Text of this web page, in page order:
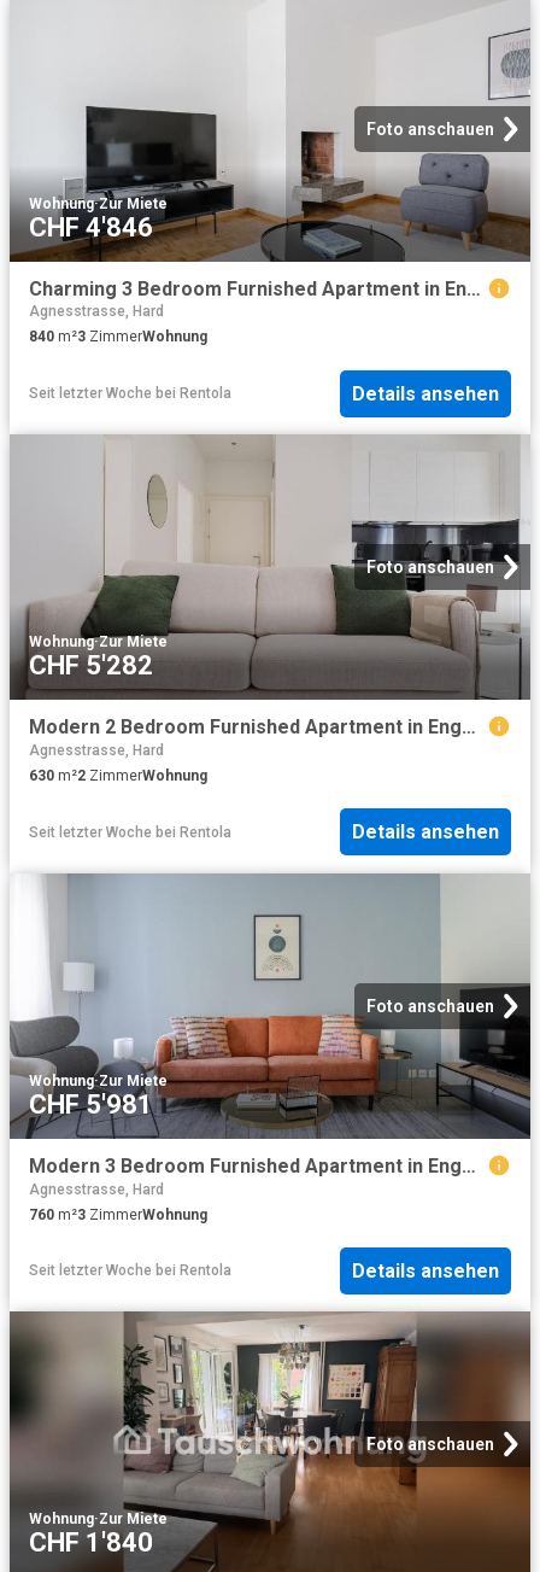
Foto anschauen
Wohnung·Zur Miete
CHF 4'846
Charming 3 Bedroom Furnished Apartment in Enge, Zurich, Zurich Amsterdam Apartments for Rent
Agnesstrasse, Hard
840 m²3 ZimmerWohnung
Seit letzter Woche bei Rentola Details ansehen
Foto anschauen
Wohnung·Zur Miete
CHF 5'282
Modern 2 Bedroom Furnished Apartment in Enge, Zurich Amsterdam Apartments for Rent
Agnesstrasse, Hard
630 m²2 ZimmerWohnung
Seit letzter Woche bei Rentola Details ansehen
Foto anschauen
Wohnung·Zur Miete
CHF 5'981
Modern 3 Bedroom Furnished Apartment in Enge, Zurich Amsterdam Apartments for Rent
Agnesstrasse, Hard
760 m²3 ZimmerWohnung
Seit letzter Woche bei Rentola Details ansehen
Foto anschauen
Wohnung·Zur Miete
CHF 1'840